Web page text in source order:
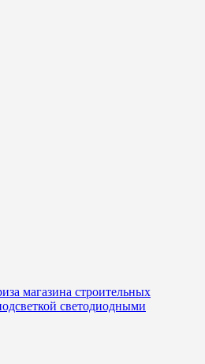
магазина строительных
светодиодными